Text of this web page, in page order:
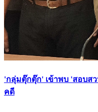
'กลุ่มตุ๊กตุ๊ก' เข้าพบ 'สอบส
คดี